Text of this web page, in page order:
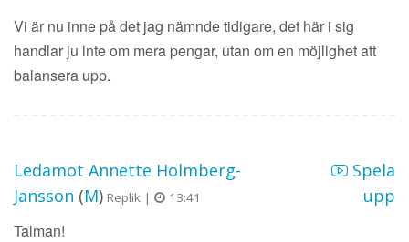
Vi är nu inne på det jag nämnde tidigare, det här i sig
handlar ju inte om mera pengar, utan om en möjlighet att
balansera upp.
Ledamot Annette Holmberg-
Jansson (M) Replik | 13:41
Spela
upp
Talman!